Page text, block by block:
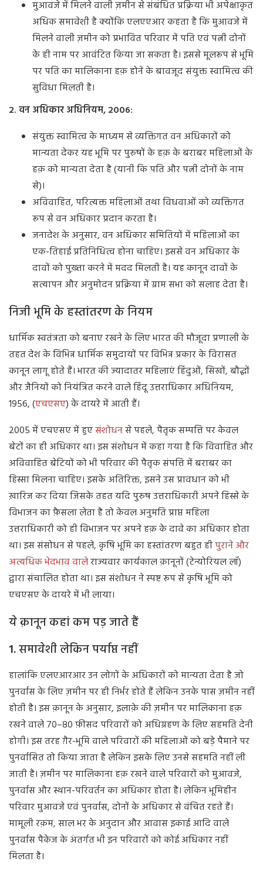
मुआवजे में मिलने वाली ज़मीन से संबंधित प्रक्रिया भी अपेक्षाकृत
अधिक समावेशी है क्योंकि एलएएआर कहता है कि मुआवजे में
मिलने वाली ज़मीन को प्रभावित परिवार में पति एवं पत्नी दोनों
के ही नाम पर आवंटित किया जा सकता है। इससे मूलरूप से भूमि
पर पति का मालिकाना हक़ होने के बावजूद संयुक्त स्वामित्व की
सुविधा मिलती है।
2. वन अधिकार अधिनियम, 2006:
संयुक्त स्वामित्व के माध्यम से व्यक्तिगत वन अधिकारों को
मान्यता देकर यह भूमि पर पुरुषों के हक़ के बराबर महिलाओं के
हक़ को मान्यता देता है (यानी कि पति और पत्नी दोनों के नाम
से)।
अविवाहित, परित्यक्त महिलाओं तथा विधवाओं को व्यक्तिगत
रूप से वन अधिकार प्रदान करता है।
जनादेश के अनुसार, वन अधिकार समितियों में महिलाओं का
एक-तिहाई प्रतिनिधित्व होना चाहिए। इससे वन अधिकार के
दावों को पुख़्ता करने में मदद मिलती है। यह कानून दावों के
सत्यापन और अनुमोदन प्रक्रिया में ग्राम सभा को सलाह देता है।
निजीभूमिकेहस्तांतरणकेनियम
धार्मिक स्वतंत्रता को बनाए रखने के लिए भारत की मौजूदा प्रणाली के
तहत देश के विभिन्न धार्मिक समुदायों पर विभिन्न प्रकार के विरासत
कानून लागू होते हैं। भारत की ज्यादातर महिलाएं हिंदुओं, सिखों, बौद्धों
और जैनियों को नियंत्रित करने वाले हिंदू उत्तराधिकार अधिनियम,
1956, (एचएसए) के दायरे में आती हैं।
2005 में एचएसए में हुएसंशोधनसे पहले, पैतृक सम्पत्ति पर केवल
बेटों का ही अधिकार था। इस संशोधन में कहा गया है कि विवाहित और
अविवाहित बेटियों को भी परिवार की पैतृक संपत्ति में बराबर का
हिस्सा मिलना चाहिए। इसके अतिरिक्त, इसने उस प्रावधान को भी
ख़ारिज कर दिया जिसके तहत यदि पुरुष उत्तराधिकारी अपने हिस्से के
विभाजन का फ़ैसला लेता है तो केवल अनुमति प्राप्त महिला
उत्तराधिकारी को ही विभाजन पर अपने हक़ के दावे का अधिकार होता
था। इस संसोधन से पहले, कृषि भूमि का हस्तांतरण बहुत हीपुराने और
अत्यधिक भेदभाव वालेराज्यवार कार्यकाल क़ानूनों (टेन्योरियल लॉ)
द्वारा संचालित होता था। इस संशोधन ने स्पष्ट रूप से कृषि भूमि को
एचएसए के दायरे में भी लाया।
येक़ानून कहांकमपड़जातेहैं
1.समावेशीलेकिनपर्याप्तनहीं
हालांकि एलएआरआर उन लोगों के अधिकारों को मान्यता देता है जो
पुनर्वास के लिए ज़मीन पर ही निर्भर होते हैं लेकिन उनके पास ज़मीन नहीं
होती है। इस क़ानून के अनुसार, इलाक़े की ज़मीन पर मालिकाना हक़
रखने वाले 70–80 फ़ीसद परिवारों को अधिग्रहण के लिए सहमति देनी
होगी। इस तरह ग़ैर-भूमि वाले परिवारों की महिलाओं को बड़े पैमाने पर
पुनर्वासित तो किया जाता है लेकिन इसके लिए उनसे सहमति नहीं ली
जाती है। ज़मीन पर मालिकाना हक़ रखने वाले परिवारों को मुआवजे,
पुनर्वास और स्थान-परिवर्तन का अधिकार होता है। लेकिन भूमिहीन
परिवार मुआवजे एवं पुनर्वास, दोनों के अधिकार से वंचित रहते हैं।
मामूली रक़म, साल भर के अनुदान और आवास इकाई आदि वाले
पुनर्वास पैकेज के अंतर्गत भी इन परिवारों को कोई अधिकार नहीं
मिलता है।